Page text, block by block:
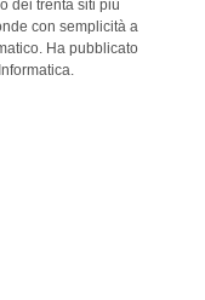
dei trenta siti più
con semplicità a
Ha pubblicato